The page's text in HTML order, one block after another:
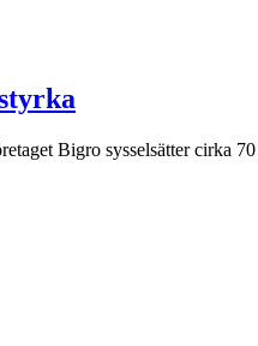
Bigro sysselsätter cirka